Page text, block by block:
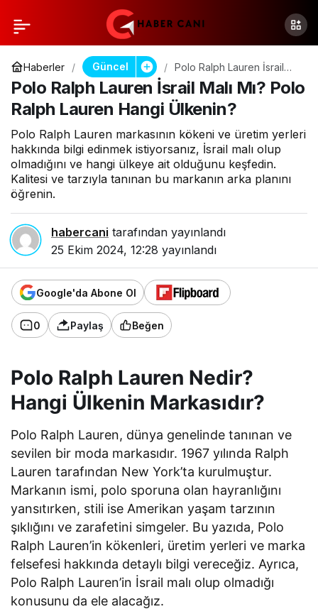
Haberler Güncel
Polo Ralph Lauren İsrail
Malı Mı? Polo Ralph Lauren
Hangi Ülkenin?
Polo Ralph Lauren İsrail Malı Mı? Polo
Ralph Lauren Hangi Ülkenin?
Polo Ralph Lauren markasının kökeni ve üretim yerleri
hakkında bilgi edinmek istiyorsanız, İsrail malı olup
olmadığını ve hangi ülkeye ait olduğunu keşfedin.
Kalitesi ve tarzıyla tanınan bu markanın arka planını
öğrenin.
habercani tarafından yayınlandı
25 Ekim 2024, 12:28 yayınlandı
Google'da Abone Ol
0 Paylaş Beğen
Polo Ralph Lauren Nedir?
Hangi Ülkenin Markasıdır?
Polo Ralph Lauren, dünya genelinde tanınan ve
sevilen bir moda markasıdır. 1967 yılında Ralph
Lauren tarafından New York’ta kurulmuştur.
Markanın ismi, polo sporuna olan hayranlığını
yansıtırken, stili ise Amerikan yaşam tarzının
şıklığını ve zarafetini simgeler. Bu yazıda, Polo
Ralph Lauren’in kökenleri, üretim yerleri ve marka
felsefesi hakkında detaylı bilgi vereceğiz. Ayrıca,
Polo Ralph Lauren’in İsrail malı olup olmadığı
konusunu da ele alacağız.